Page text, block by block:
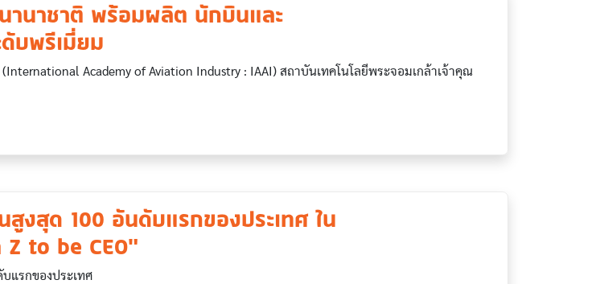
านาชาติ พร้อมผลิต นักบินและ
บพรีเมี่ยม
Academy of Aviation Industry : IAAI) สถาบันเทคโนโลยีพระจอมเกล้าเจ้าคุณ
สูงสุด 100 อันดับแรกของประเทศ ใน
Z to be CEO"
แรกของประเทศ